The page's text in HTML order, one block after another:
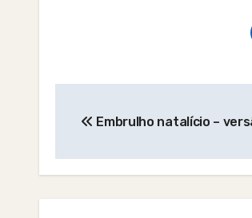
navigation
Embrulho natalício –